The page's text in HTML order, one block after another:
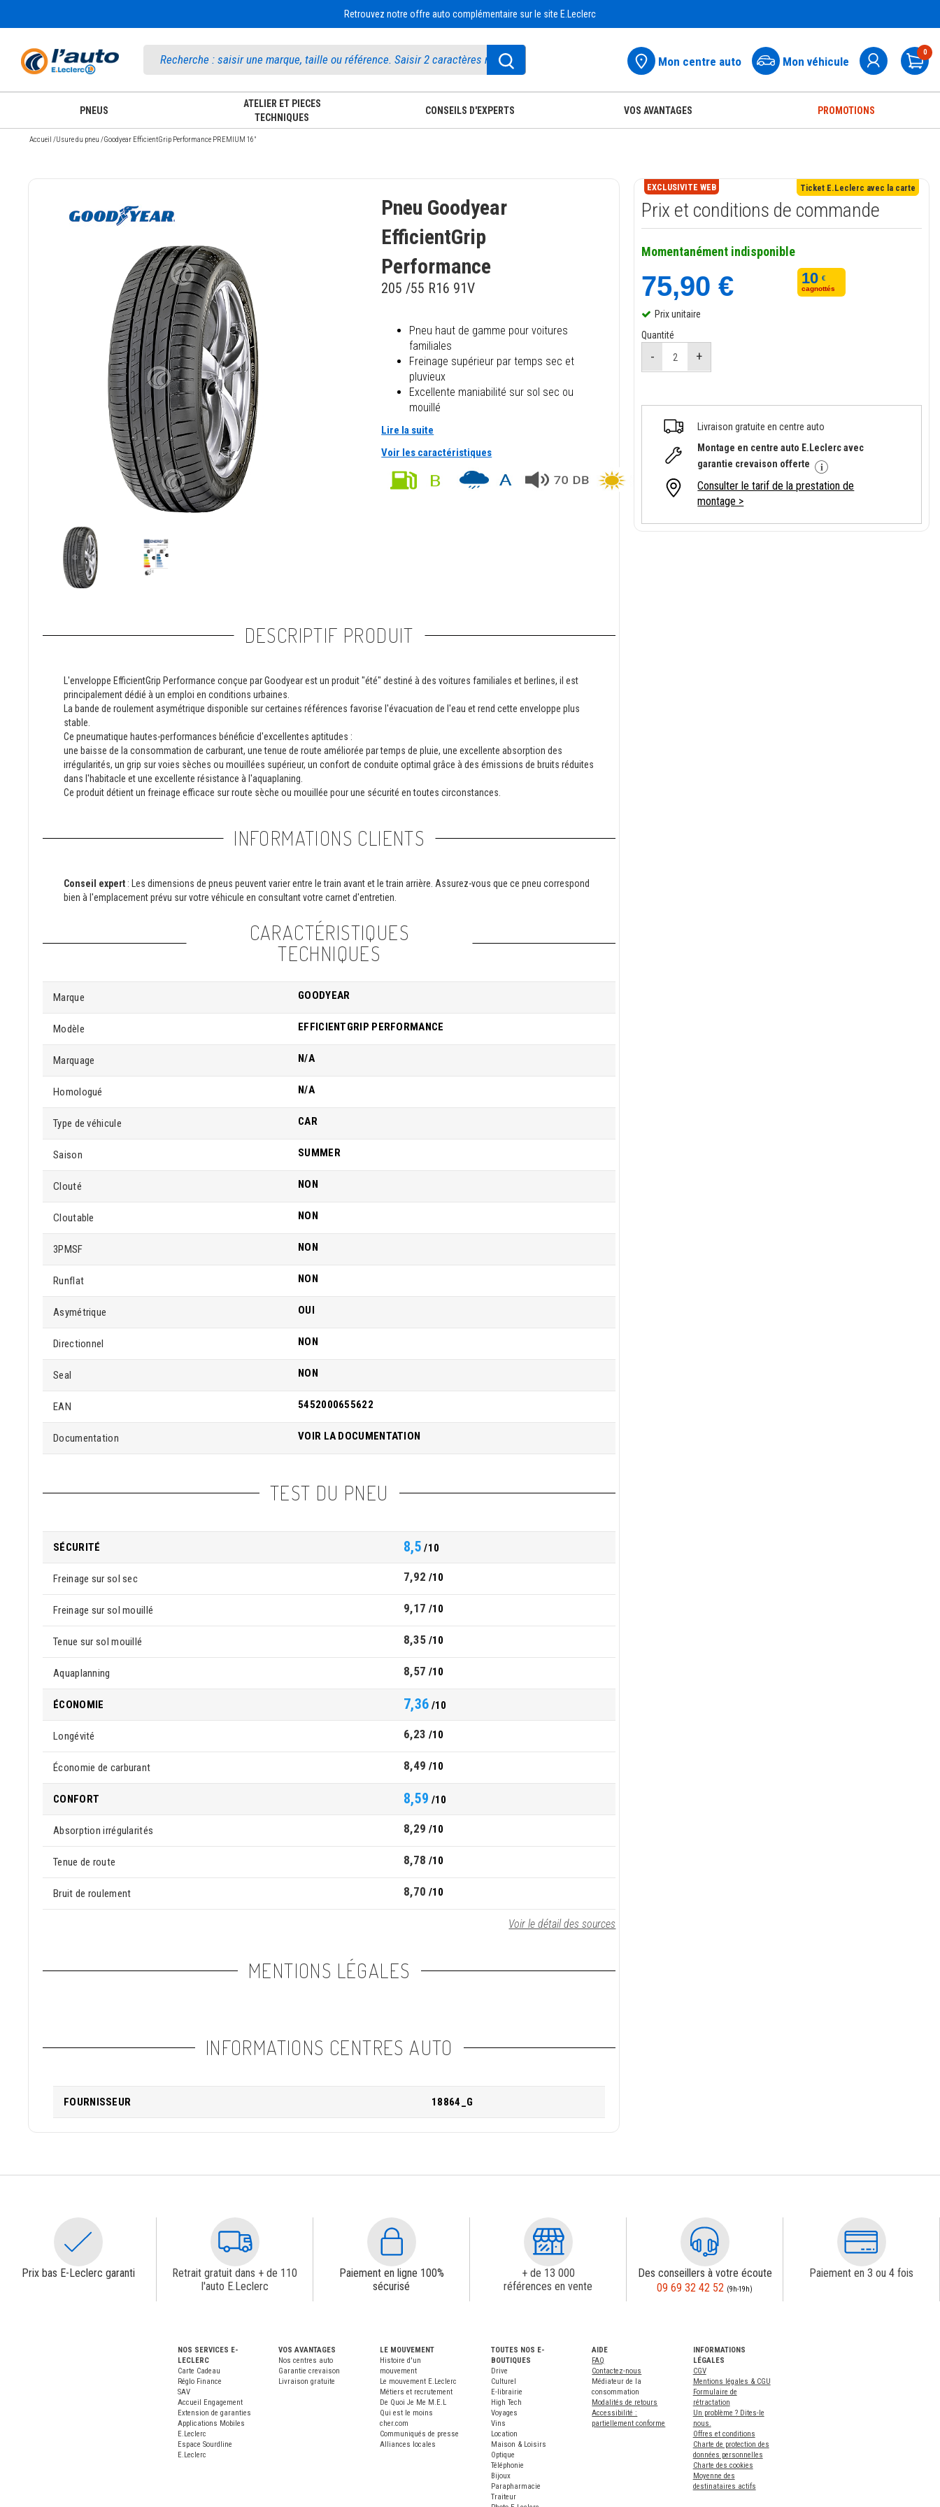
Retrouvez notre offre auto complémentaire sur le site E.Leclerc
Mon centre auto Mon véhicule
0
PNEUS
ATELIER ET PIECES
TECHNIQUES
CONSEILS D'EXPERTS VOS AVANTAGES PROMOTIONS
Accueil /Usure du pneu /Goodyear EfficientGrip Performance PREMIUM 16"
Pneu Goodyear
EfficientGrip
Performance
205 /55 R16 91V
Pneu haut de gamme pour voitures
familiales
Freinage supérieur par temps sec et
pluvieux
Excellente maniabilité sur sol sec ou
mouillé
Lire la suite
Voir les caractéristiques
DESCRIPTIF PRODUIT
L'enveloppe EfficientGrip Performance conçue par Goodyear est un produit "été" destiné à des voitures familiales et berlines, il est
principalement dédié à un emploi en conditions urbaines.
La bande de roulement asymétrique disponible sur certaines références favorise l'évacuation de l'eau et rend cette enveloppe plus
stable.
Ce pneumatique hautes-performances bénéficie d'excellentes aptitudes :
une baisse de la consommation de carburant, une tenue de route améliorée par temps de pluie, une excellente absorption des
irrégularités, un grip sur voies sèches ou mouillées supérieur, un confort de conduite optimal grâce à des émissions de bruits réduites
dans l'habitacle et une excellente résistance à l'aquaplaning.
Ce produit détient un freinage efficace sur route sèche ou mouillée pour une sécurité en toutes circonstances.
INFORMATIONS CLIENTS
Conseil expert : Les dimensions de pneus peuvent varier entre le train avant et le train arrière. Assurez-vous que ce pneu correspond
bien à l'emplacement prévu sur votre véhicule en consultant votre carnet d'entretien.
CARACTÉRISTIQUES
TECHNIQUES
Marque GOODYEAR
Modèle EFFICIENTGRIP PERFORMANCE
Marquage N/A
Homologué N/A
Type de véhicule CAR
Saison SUMMER
Clouté NON
Cloutable NON
3PMSF NON
Runflat NON
Asymétrique OUI
Directionnel NON
Seal NON
EAN 5452000655622
Documentation VOIR LA DOCUMENTATION
TEST DU PNEU
SÉCURITÉ 8,5 /10
Freinage sur sol sec 7,92 /10
Freinage sur sol mouillé 9,17 /10
Tenue sur sol mouillé 8,35 /10
Aquaplanning 8,57 /10
ÉCONOMIE 7,36 /10
Longévité 6,23 /10
Économie de carburant 8,49 /10
CONFORT 8,59 /10
Absorption irrégularités 8,29 /10
Tenue de route 8,78 /10
Bruit de roulement 8,70 /10
Voir le détail des sources
MENTIONS LÉGALES
INFORMATIONS CENTRES AUTO
FOURNISSEUR 18864_G
EXCLUSIVITE WEB Ticket E.Leclerc avec la carte
Prix et conditions de commande
Momentanément indisponible
10 €
cagnottés
75,90 €
Prix unitaire
Quantité
Livraison gratuite en centre auto
Montage en centre auto E.Leclerc avec
garantie crevaison offerte
Consulter le tarif de la prestation de
montage >
Prix bas E-Leclerc garanti
Retrait gratuit dans + de 110
l'auto E.Leclerc
Paiement en ligne 100%
sécurisé
+ de 13 000
références en vente
Des conseillers à votre écoute
09 69 32 42 52 (9h-19h)
Paiement en 3 ou 4 fois
NOS SERVICES E-
LECLERC
Carte Cadeau
Réglo Finance
SAV
Accueil Engagement
Extension de garanties
Applications Mobiles
E.Leclerc
Espace Sourdline
E.Leclerc
VOS AVANTAGES
Nos centres auto
Garantie crevaison
Livraison gratuite
LE MOUVEMENT
Histoire d'un
mouvement
Le mouvement E.Leclerc
Métiers et recrutement
De Quoi Je Me M.E.L
Qui est le moins
cher.com
Communiqués de presse
Alliances locales
TOUTES NOS E-
BOUTIQUES
Drive
Culturel
E-librairie
High Tech
Voyages
Vins
Location
Maison & Loisirs
Optique
Téléphonie
Bijoux
Parapharmacie
Traiteur
AIDE
FAQ
Contactez-nous
Médiateur de la
consommation
Modalités de retours
Accessibilité :
partiellement conforme
INFORMATIONS
LÉGALES
CGV
Mentions légales & CGU
Formulaire de
rétractation
Un problème ? Dites-le
nous.
Offres et conditions
Charte de protection des
données personnelles
Charte des cookies
Moyenne des
destinataires actifs